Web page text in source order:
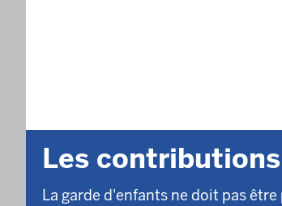
Les
La garde d'enfants ne doit pas